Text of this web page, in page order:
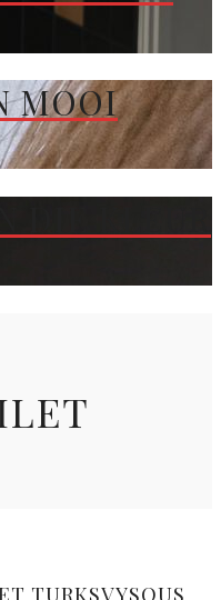
MOOI
TURKSVYSOUS